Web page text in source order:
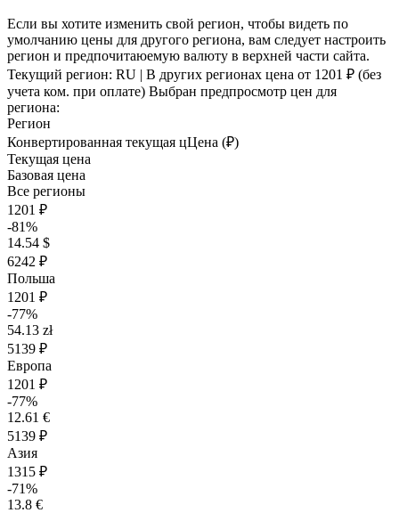
Если вы хотите изменить свой регион, чтобы видеть по
умолчанию цены для другого региона, вам следует настроить
регион и предпочитаюемую валюту в верхней части сайта.
Текущий регион: RU | В других регионах цена от 1201 ₽ (без
учета ком. при оплате) Выбран предпросмотр цен для
региона:
Регион
Конвертированная текущая цЦена (₽)
Текущая цена
Базовая цена
Все регионы
1201 ₽
-81%
14.54 $
6242 ₽
Польша
1201 ₽
-77%
54.13 zł
5139 ₽
Европа
1201 ₽
-77%
12.61 €
5139 ₽
Азия
1315 ₽
-71%
13.8 €